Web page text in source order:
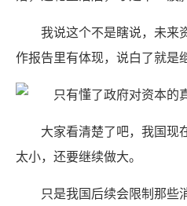
我说这个不是瞎说，未来
作报告里有体现，说白了就是
大家看清楚了吧，我国现
太小，还要继续做大。
只是我国后续会限制那些